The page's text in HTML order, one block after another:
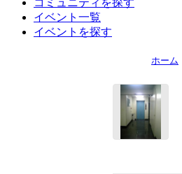
コミュニティを探す
イベント一覧
イベントを探す
ホーム